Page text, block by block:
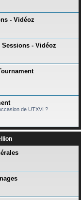
e
- Vidéoz
Sessions - Vidéoz
de UTXVI ?